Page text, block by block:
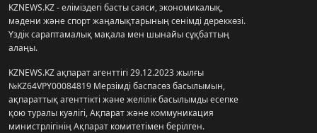
KZNEWS.KZ - еліміздегі басты саяси, экономикалық,
мәдени және спорт жаңалықтарының сенімді дереккөзі.
Үздік сараптамалық мақала мен шынайы сұқбаттың
алаңы.
KZNEWS.KZ ақпарат агенттігі 29.12.2023 жылғы
№KZ64VPY00084819 Мерзімді баспасөз басылымын,
ақпараттық агенттікті және желілік басылымды есепке
қою туралы куәлігі, Ақпарат және коммуникация
министрлігінің Ақпарат комитетімен берілген.